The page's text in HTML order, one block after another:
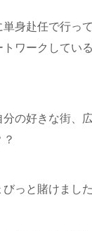
身赴任で行っ
トワークしてい
の好きな街、
っと賭けました